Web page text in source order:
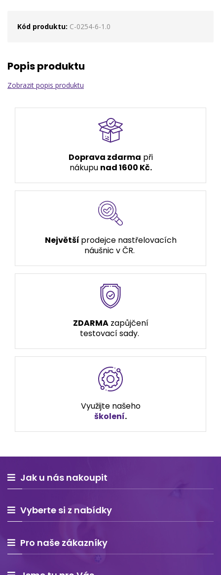
Kód produktu: C-0254-6-1.0
Popis produktu
Zobrazit popis produktu
Doprava zdarma při
nákupu nad 1600 Kč.
Největší prodejce nastřelovacích
náušnic v ČR.
ZDARMAzapůjčení
testovací sady.
Využijte našeho
školení.
Jak u nás nakoupit
Vyberte si z nabídky
Pro naše zákazníky